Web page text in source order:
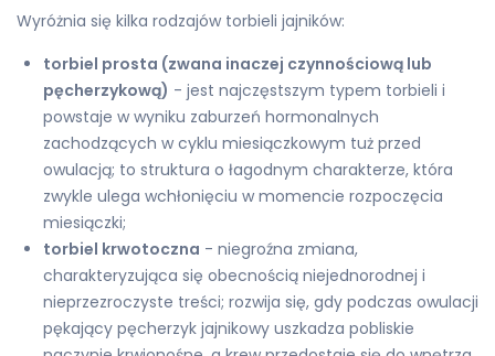
Wyróżnia się kilka rodzajów torbieli jajników:
torbiel prosta (zwana inaczej czynnościową lub
pęcherzykową) - jest najczęstszym typem torbieli i
powstaje w wyniku zaburzeń hormonalnych
zachodzących w cyklu miesiączkowym tuż przed
owulacją; to struktura o łagodnym charakterze, która
zwykle ulega wchłonięciu w momencie rozpoczęcia
miesiączki;
torbiel krwotoczna - niegroźna zmiana,
charakteryzująca się obecnością niejednorodnej i
nieprzezroczyste treści; rozwija się, gdy podczas owulacji
pękający pęcherzyk jajnikowy uszkadza pobliskie